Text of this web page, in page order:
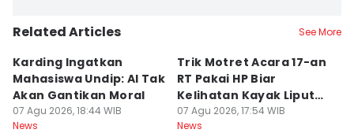
Related Articles See More
Karding Ingatkan
Mahasiswa Undip: AI Tak
Akan Gantikan Moral
07 Agu 2026, 18:44 WIB
News
Trik Motret Acara 17-an
RT Pakai HP Biar
Kelihatan Kayak Liputan
Festival Nasional
07 Agu 2026, 17:54 WIB
News